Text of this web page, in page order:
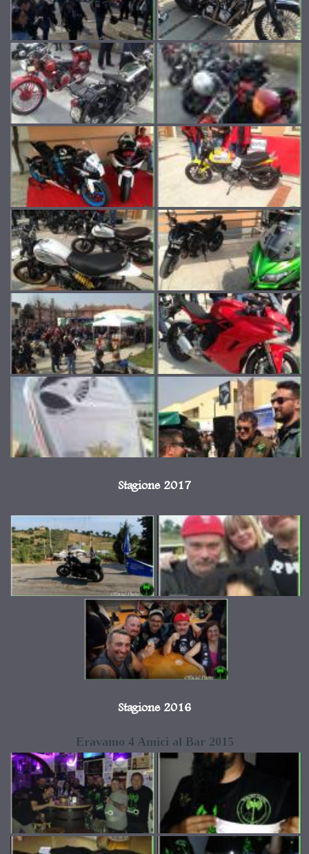
Stagione 2017
Stagione 2016
Eravamo 4 Amici al Bar 2015